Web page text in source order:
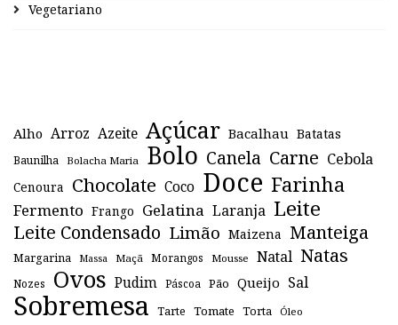
Vegetariano
Alho Arroz Azeite Açúcar Bacalhau Batatas
Baunilha Bolacha Maria Bolo Canela Carne Cebola
Cenoura Chocolate Coco Doce Farinha
Fermento Frango Gelatina Laranja Leite
Leite Condensado Limão Maizena Manteiga
Margarina Massa Maçã Morangos Mousse Natal Natas
Nozes Ovos Pudim Páscoa Pão Queijo Sal
Sobremesa Tarte Tomate Torta Óleo